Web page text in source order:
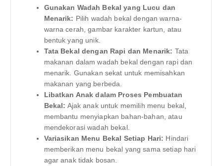
Gunakan Wadah Bekal yang Lucu dan
Menarik: Pilih wadah bekal dengan warna-
warna cerah, gambar karakter kartun, atau
bentuk yang unik.
Tata Bekal dengan Rapi dan Menarik: Tata
makanan dalam wadah bekal dengan rapi dan
menarik. Gunakan sekat untuk memisahkan
makanan yang berbeda.
Libatkan Anak dalam Proses Pembuatan
Bekal: Ajak anak untuk memilih menu bekal,
membantu menyiapkan bahan-bahan, atau
mendekorasi wadah bekal.
Variasikan Menu Bekal Setiap Hari: Hindari
memberikan menu bekal yang sama setiap hari
agar anak tidak bosan.